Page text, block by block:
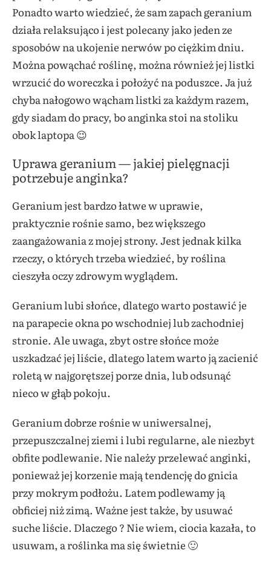
Ponadto warto wiedzieć, że sam zapach geranium
działa relaksująco i jest polecany jako jeden ze
sposobów na ukojenie nerwów po ciężkim dniu.
Można powąchać roślinę, można również jej listki
wrzucić do woreczka i położyć na poduszce. Ja już
chyba nałogowo wącham listki za każdym razem,
gdy siadam do pracy, bo anginka stoi na stoliku
obok laptopa 😉
Uprawa geranium — jakiej pielęgnacji
potrzebuje anginka?
Geranium jest bardzo łatwe w uprawie,
praktycznie rośnie samo, bez większego
zaangażowania z mojej strony. Jest jednak kilka
rzeczy, o których trzeba wiedzieć, by roślina
cieszyła oczy zdrowym wyglądem.
Geranium lubi słońce, dlatego warto postawić je
na parapecie okna po wschodniej lub zachodniej
stronie. Ale uwaga, zbyt ostre słońce może
uszkadzać jej liście, dlatego latem warto ją zacienić
roletą w najgorętszej porze dnia, lub odsunąć
nieco w głąb pokoju.
Geranium dobrze rośnie w uniwersalnej,
przepuszczalnej ziemi i lubi regularne, ale niezbyt
obfite podlewanie. Nie należy przelewać anginki,
ponieważ jej korzenie mają tendencję do gnicia
przy mokrym podłożu. Latem podlewamy ją
obficiej niż zimą. Ważne jest także, by usuwać
suche liście. Dlaczego ? Nie wiem, ciocia kazała, to
usuwam, a roślinka ma się świetnie 🙂